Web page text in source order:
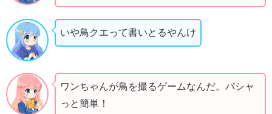
いや鳥クエって書いとるやんけ
ワンちゃんが鳥を撮るゲームなんだ。パシャ
っと簡単！